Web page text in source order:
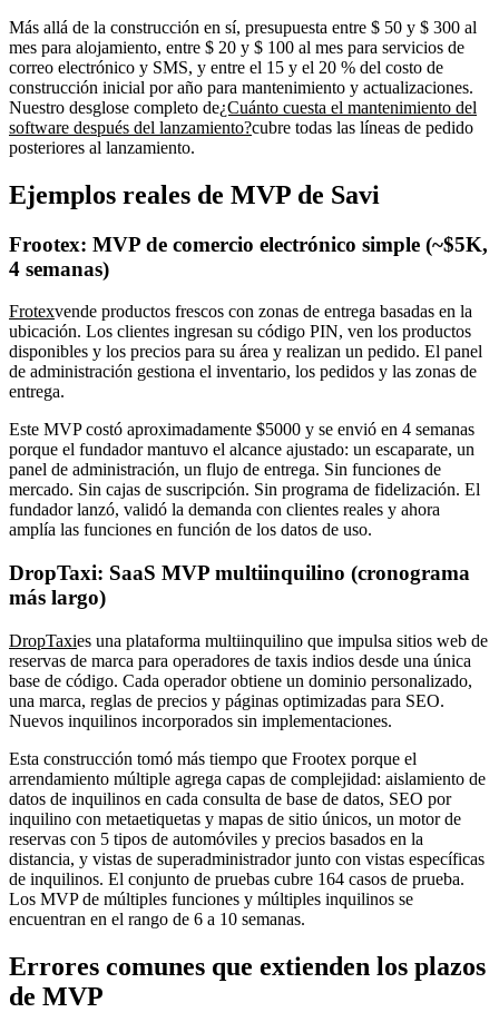
Más allá de la construcción en sí, presupuesta entre $ 50 y $ 300 al
mes para alojamiento, entre $ 20 y $ 100 al mes para servicios de
correo electrónico y SMS, y entre el 15 y el 20 % del costo de
construcción inicial por año para mantenimiento y actualizaciones.
Nuestro desglose completo de¿Cuánto cuesta el mantenimiento del
software después del lanzamiento?cubre todas las líneas de pedido
posteriores al lanzamiento.
Ejemplos reales de MVP de Savi
Frootex: MVP de comercio electrónico simple (~$5K,
4 semanas)
Frotexvende productos frescos con zonas de entrega basadas en la
ubicación. Los clientes ingresan su código PIN, ven los productos
disponibles y los precios para su área y realizan un pedido. El panel
de administración gestiona el inventario, los pedidos y las zonas de
entrega.
Este MVP costó aproximadamente $5000 y se envió en 4 semanas
porque el fundador mantuvo el alcance ajustado: un escaparate, un
panel de administración, un flujo de entrega. Sin funciones de
mercado. Sin cajas de suscripción. Sin programa de fidelización. El
fundador lanzó, validó la demanda con clientes reales y ahora
amplía las funciones en función de los datos de uso.
DropTaxi: SaaS MVP multiinquilino (cronograma
más largo)
DropTaxies una plataforma multiinquilino que impulsa sitios web de
reservas de marca para operadores de taxis indios desde una única
base de código. Cada operador obtiene un dominio personalizado,
una marca, reglas de precios y páginas optimizadas para SEO.
Nuevos inquilinos incorporados sin implementaciones.
Esta construcción tomó más tiempo que Frootex porque el
arrendamiento múltiple agrega capas de complejidad: aislamiento de
datos de inquilinos en cada consulta de base de datos, SEO por
inquilino con metaetiquetas y mapas de sitio únicos, un motor de
reservas con 5 tipos de automóviles y precios basados ​​en la
distancia, y vistas de superadministrador junto con vistas específicas
de inquilinos. El conjunto de pruebas cubre 164 casos de prueba.
Los MVP de múltiples funciones y múltiples inquilinos se
encuentran en el rango de 6 a 10 semanas.
Errores comunes que extienden los plazos
de MVP